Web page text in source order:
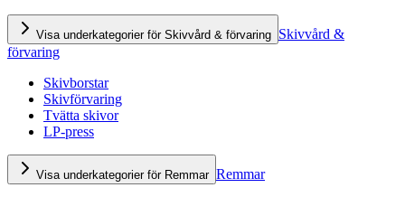
Visa underkategorier för Skivvård & förvaring Skivvård &
förvaring
Skivborstar
Skivförvaring
Tvätta skivor
LP-press
Visa underkategorier för Remmar Remmar